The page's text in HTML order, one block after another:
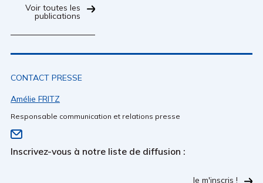
Voir toutes les
publications
CONTACT PRESSE
Amélie FRITZ
Responsable communication et relations presse
Inscrivez-vous à notre liste de diffusion :
Je m'inscris !